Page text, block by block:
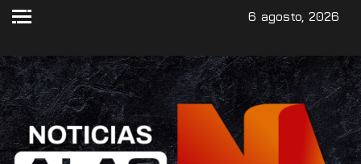
6 agosto, 2026